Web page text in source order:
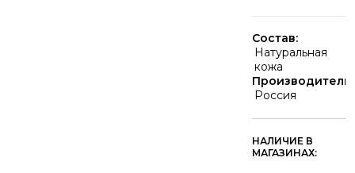
Состав:
Натуральная
кожа
Производитель:
Россия
НАЛИЧИЕ В
МАГАЗИНАХ: